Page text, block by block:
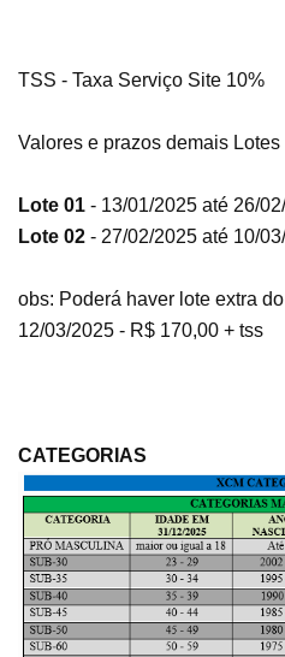
TSS - Taxa Serviço Site 10%
Valores e prazos demais Lotes
Lote 01 - 13/01/2025 até 26/
Lote 02 - 27/02/2025 até 10/
obs: Poderá haver lote extra
12/03/2025 - R$ 170,00 + tss
CATEGORIAS